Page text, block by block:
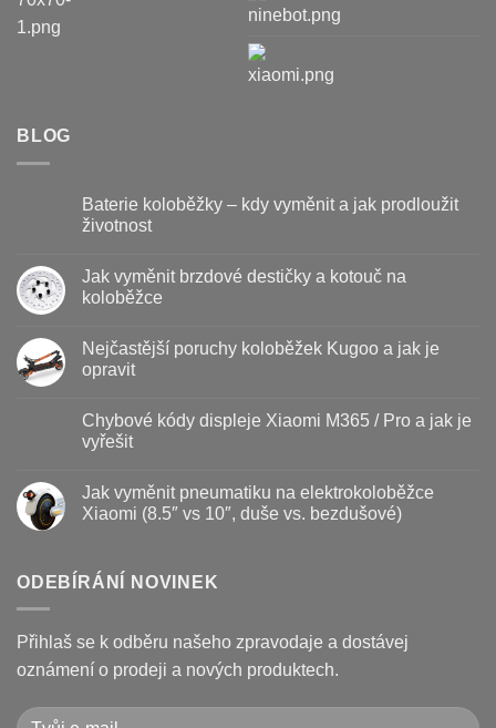
BLOG
Baterie koloběžky – kdy vyměnit a jak prodloužit
životnost
textu
s
koloběžky
kdy
jak
prodloužit
životnost
Jak vyměnit brzdové destičky a kotouč na
koloběžce
u
textu
s
vyměnit
brzdové
destičky
na
koloběžce
Nejčastější poruchy koloběžek Kugoo a jak je
opravit
u
textu
s
poruchy
koloběžek
Kugoo
opravit
Chybové kódy displeje Xiaomi M365 / Pro a jak je
vyřešit
textu
s
displeje
Xiaomi
Pro
a
jak
je
Jak vyměnit pneumatiku na elektrokoloběžce
Xiaomi (8.5″ vs 10″, duše vs. bezdušové)
textu
s
vyměnit
pneumatiku
na
elektrokoloběžce
(8.5″
vs
ODEBÍRÁNÍ NOVINEK
Přihlaš se k odběru našeho zpravodaje a dostávej
oznámení o prodeji a nových produktech.